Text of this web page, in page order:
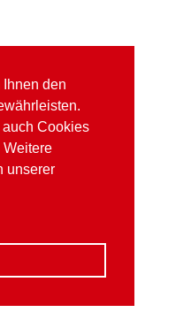
den
Cookies
Weitere
unserer